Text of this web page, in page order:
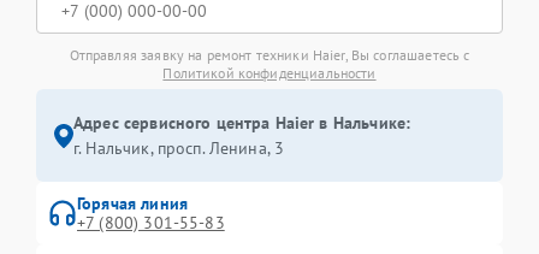
Отправляя заявку на ремонт техники Haier, Вы соглашаетесь с
Политикой конфиденциальности
Адрес сервисного центра Haier в Нальчике:
г. Нальчик, просп. Ленина, 3
Горячая линия
+7 (800) 301-55-83